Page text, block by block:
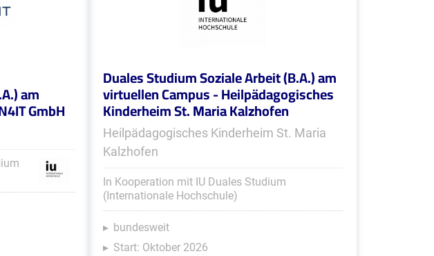
am
GmbH
Duales Studium Soziale Arbeit (B.A.) am
virtuellen Campus - Heilpädagogisches
Kinderheim St. Maria Kalzhofen
Heilpädagogisches Kinderheim St. Maria
Kalzhofen
In Kooperation mit IU Duales Studium
(Internationale Hochschule)
bundesweit
Start: Oktober 2026